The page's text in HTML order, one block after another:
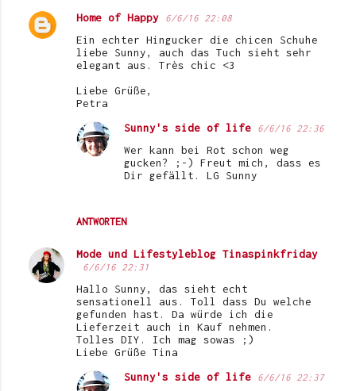
Home of Happy 6/6/16 22:08
Ein echter Hingucker die chicen Schuhe
liebe Sunny, auch das Tuch sieht sehr
elegant aus. Très chic <3
Liebe Grüße,
Petra
ANTWORTEN
Sunny's side of life 6/6/16 22:36
Wer kann bei Rot schon weg
gucken? ;-) Freut mich, dass es
Dir gefällt. LG Sunny
Mode und Lifestyleblog Tinaspinkfriday
6/6/16 22:31
Hallo Sunny, das sieht echt
sensationell aus. Toll dass Du welche
gefunden hast. Da würde ich die
Lieferzeit auch in Kauf nehmen.
Tolles DIY. Ich mag sowas ;)
Liebe Grüße Tina
Sunny's side of life 6/6/16 22:37